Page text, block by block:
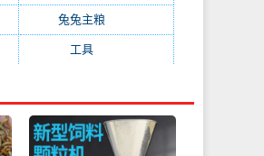
兔兔主粮
工具